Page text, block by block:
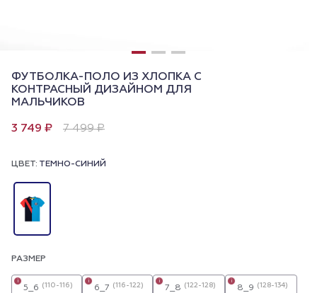
ФУТБОЛКА-ПОЛО ИЗ ХЛОПКА С
КОНТРАСНЫЙ ДИЗАЙНОМ ДЛЯ
МАЛЬЧИКОВ
3 749 ₽ 7 499 ₽
ЦВЕТ: ТЕМНО-СИНИЙ
РАЗМЕР
5_6 (110-116)
i
6_7 (116-122)
i
7_8 (122-128)
i
8_9 (128-134)
i